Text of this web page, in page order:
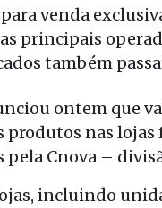
venda
principais
também
ontem que
nas lojas
pela Cnova –
incluindo